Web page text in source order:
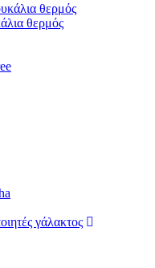
θερμός
γάλακτος